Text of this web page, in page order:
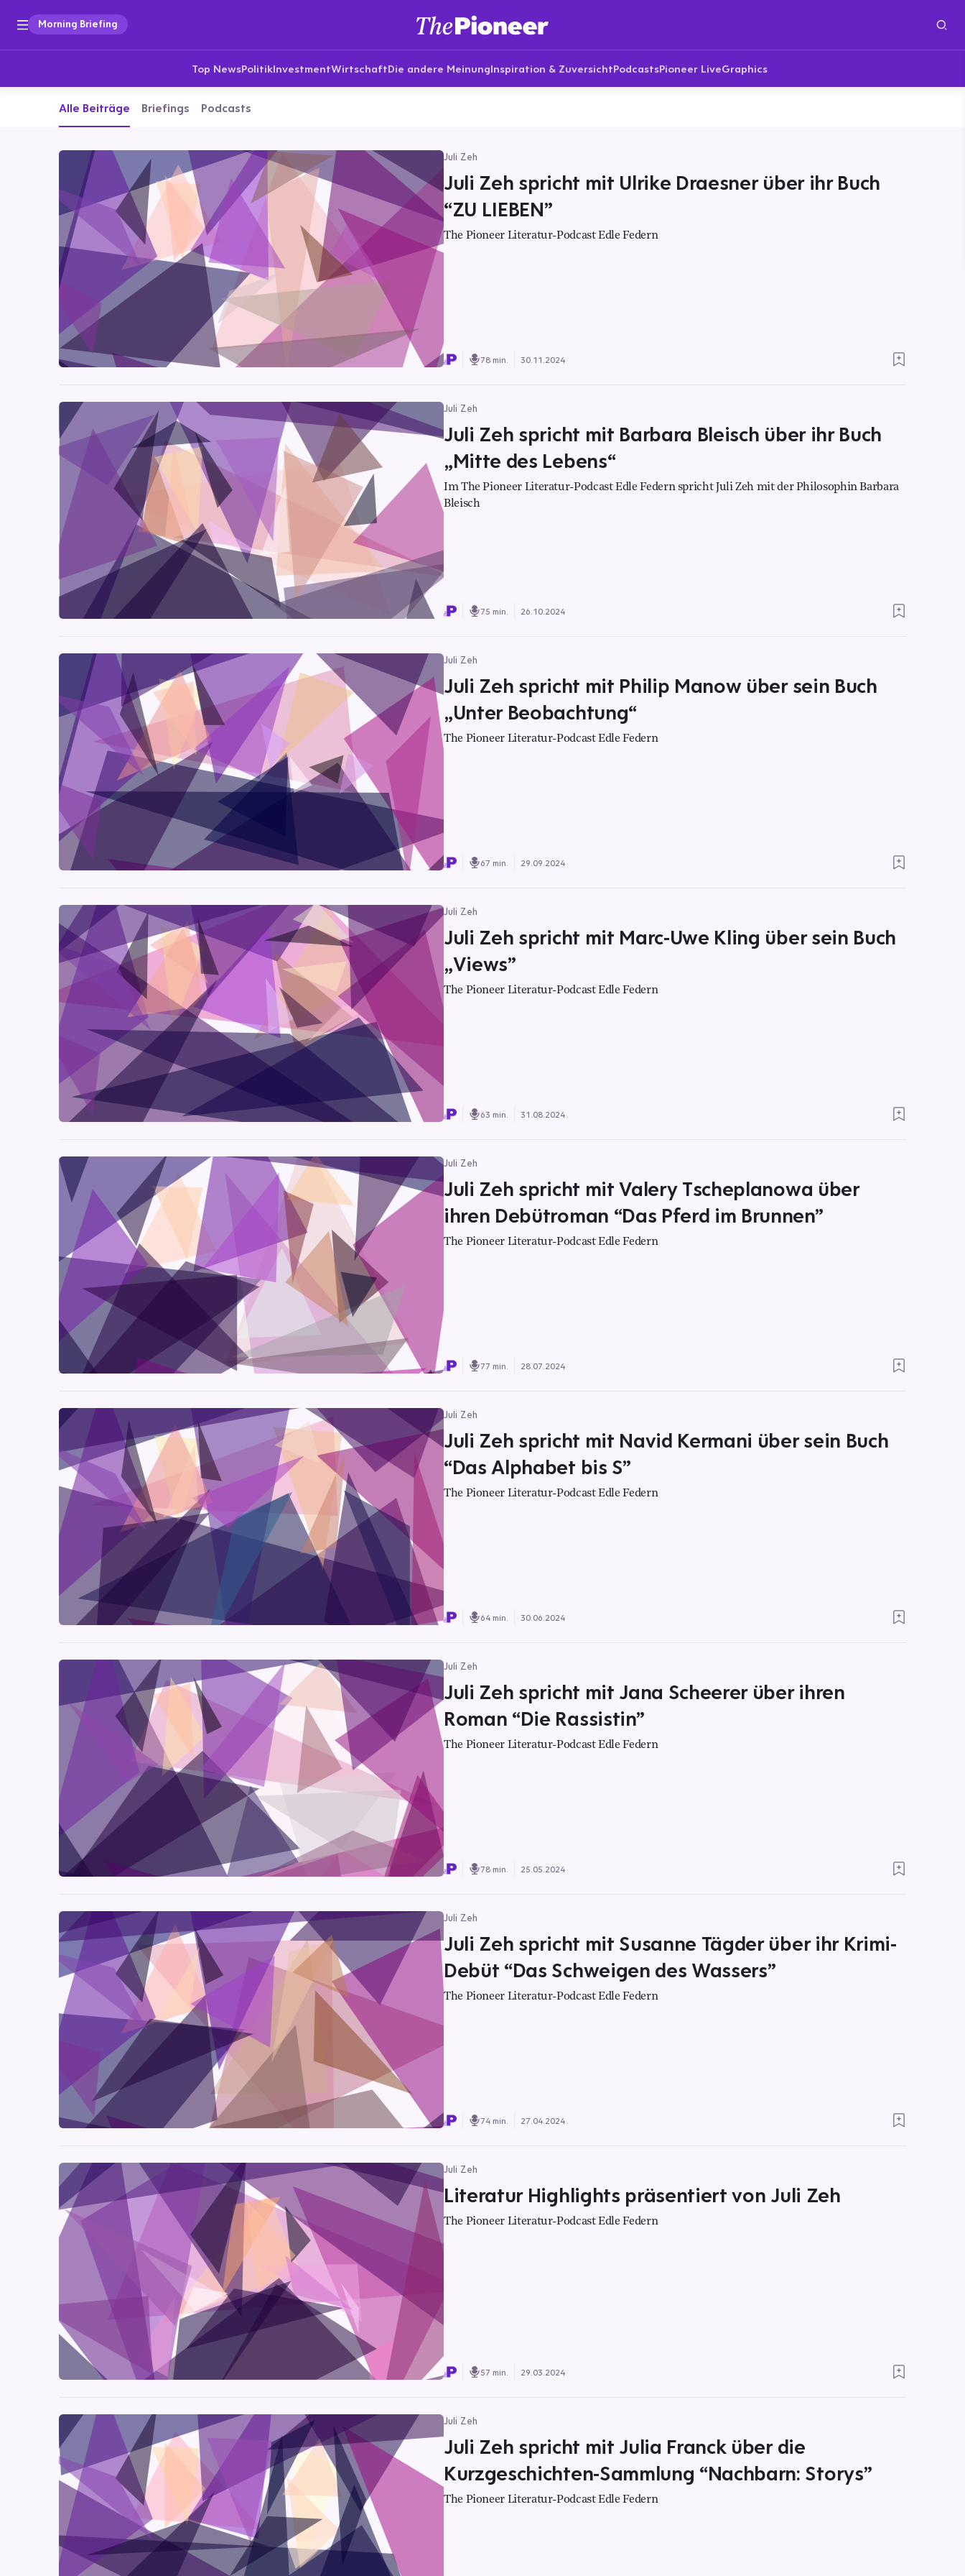
Morning Briefing
Top NewsPolitikInvestmentWirtschaftDie andere MeinungInspiration & ZuversichtPodcastsPioneer LiveGraphics
Alle Beiträge Briefings Podcasts
Juli Zeh
Juli Zeh spricht mit Ulrike Draesner über ihr Buch
“ZU LIEBEN”
The Pioneer Literatur-Podcast Edle Federn
78 min. 30.11.2024
Juli Zeh
Juli Zeh spricht mit Barbara Bleisch über ihr Buch
„Mitte des Lebens“
Im The Pioneer Literatur-Podcast Edle Federn spricht Juli Zeh mit der Philosophin Barbara
Bleisch
75 min. 26.10.2024
Juli Zeh
Juli Zeh spricht mit Philip Manow über sein Buch
„Unter Beobachtung“
The Pioneer Literatur-Podcast Edle Federn
67 min. 29.09.2024
Juli Zeh
Juli Zeh spricht mit Marc-Uwe Kling über sein Buch
„Views”
The Pioneer Literatur-Podcast Edle Federn
63 min. 31.08.2024
Juli Zeh
Juli Zeh spricht mit Valery Tscheplanowa über
ihren Debütroman “Das Pferd im Brunnen”
The Pioneer Literatur-Podcast Edle Federn
77 min. 28.07.2024
Juli Zeh
Juli Zeh spricht mit Navid Kermani über sein Buch
“Das Alphabet bis S”
The Pioneer Literatur-Podcast Edle Federn
64 min. 30.06.2024
Juli Zeh
Juli Zeh spricht mit Jana Scheerer über ihren
Roman “Die Rassistin”
The Pioneer Literatur-Podcast Edle Federn
78 min. 25.05.2024
Juli Zeh
Juli Zeh spricht mit Susanne Tägder über ihr Krimi-
Debüt “Das Schweigen des Wassers”
The Pioneer Literatur-Podcast Edle Federn
74 min. 27.04.2024
Juli Zeh
Literatur Highlights präsentiert von Juli Zeh
The Pioneer Literatur-Podcast Edle Federn
57 min. 29.03.2024
Juli Zeh
Juli Zeh spricht mit Julia Franck über die
Kurzgeschichten-Sammlung “Nachbarn: Storys”
The Pioneer Literatur-Podcast Edle Federn